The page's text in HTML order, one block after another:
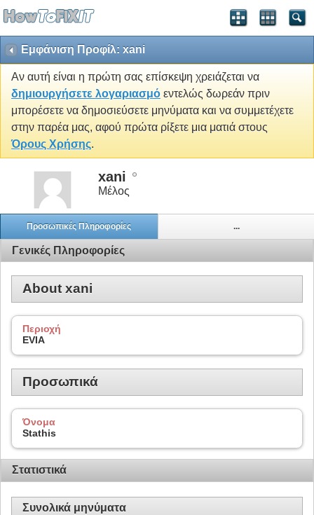
Εμφάνιση Προφίλ: xani
Αν αυτή είναι η πρώτη σας επίσκεψη χρειάζεται να
δημιουργήσετε λογαριασμό εντελώς δωρεάν πριν
μπορέσετε να δημοσιεύσετε μηνύματα και να συμμετέχετε
στην παρέα μας, αφού πρώτα ρίξετε μια ματιά στους
Όρους Χρήσης.
xani
Μέλος
Προσωπικές Πληροφορίες ...
Γενικές Πληροφορίες
About xani
Περιοχή
EVIA
Προσωπικά
Όνομα
Stathis
Στατιστικά
Συνολικά μηνύματα